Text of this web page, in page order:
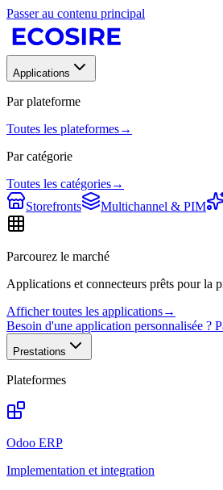
Passer au contenu principal
Applications
Par plateforme
Toutes les plateformes→
Par catégorie
Toutes les catégories→
Storefronts
Multichannel & PIM
Parcourez le marché
Applications et connecteurs prêts pour la
Afficher toutes les applications→
Besoin d'une application personnalisée ?
Prestations
Plateformes
Odoo ERP
Implementation et integration